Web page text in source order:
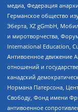
медиа, Федерация
Германское общество
Эберта, XZ gGmbH,
и миротворчества,
International Education,
Антивоенное движение
отношений и
канадский
Нормана Патерсона,
Свободу, Фонд имени
антивоенное